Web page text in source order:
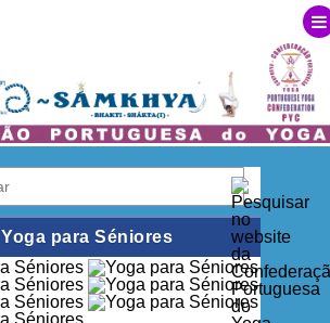
Yoga para Séniores